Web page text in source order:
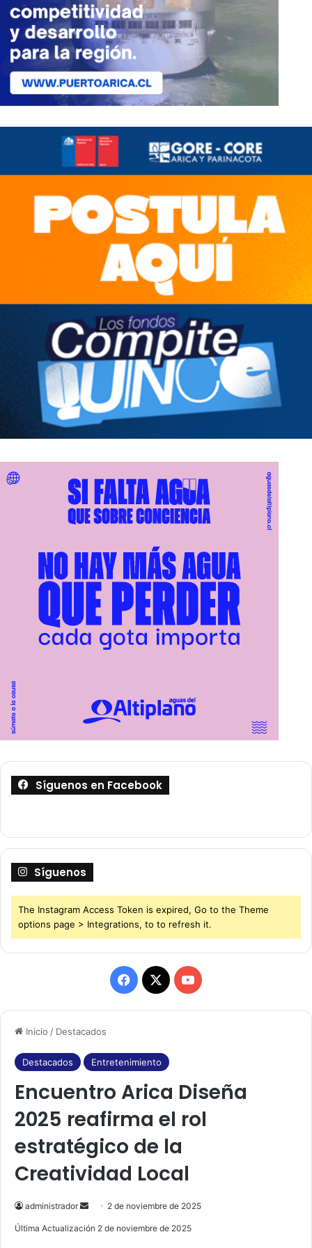
Inicio / Destacados
Destacados Entretenimiento
Encuentro Arica Diseña
2025 reafirma el rol
estratégico de la
Creatividad Local
administrador
e
2 de noviembre de 2025
Última Actualización 2 de noviembre de 2025
Síguenos en Facebook
Síguenos
The Instagram Access Token is expired, Go to the Theme
options page > Integrations, to to refresh it.
F
a
e
b
o
o
X
Y
o
u
b